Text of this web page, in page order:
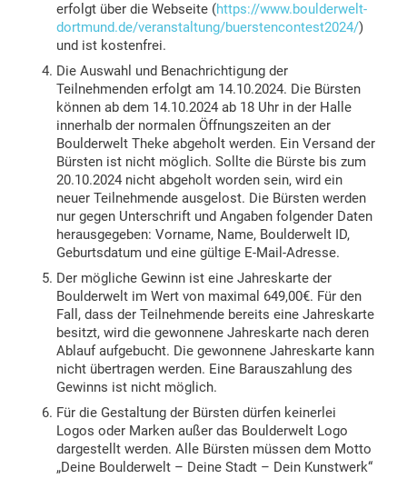
erfolgt über die Webseite (https://www.boulderwelt-
dortmund.de/veranstaltung/buerstencontest2024/)
und ist kostenfrei.
Die Auswahl und Benachrichtigung der
Teilnehmenden erfolgt am 14.10.2024. Die Bürsten
können ab dem 14.10.2024 ab 18 Uhr in der Halle
innerhalb der normalen Öffnungszeiten an der
Boulderwelt Theke abgeholt werden. Ein Versand der
Bürsten ist nicht möglich. Sollte die Bürste bis zum
20.10.2024 nicht abgeholt worden sein, wird ein
neuer Teilnehmende ausgelost. Die Bürsten werden
nur gegen Unterschrift und Angaben folgender Daten
herausgegeben: Vorname, Name, Boulderwelt ID,
Geburtsdatum und eine gültige E-Mail-Adresse.
Der mögliche Gewinn ist eine Jahreskarte der
Boulderwelt im Wert von maximal 649,00€. Für den
Fall, dass der Teilnehmende bereits eine Jahreskarte
besitzt, wird die gewonnene Jahreskarte nach deren
Ablauf aufgebucht. Die gewonnene Jahreskarte kann
nicht übertragen werden. Eine Barauszahlung des
Gewinns ist nicht möglich.
Für die Gestaltung der Bürsten dürfen keinerlei
Logos oder Marken außer das Boulderwelt Logo
dargestellt werden. Alle Bürsten müssen dem Motto
„Deine Boulderwelt – Deine Stadt – Dein Kunstwerk“